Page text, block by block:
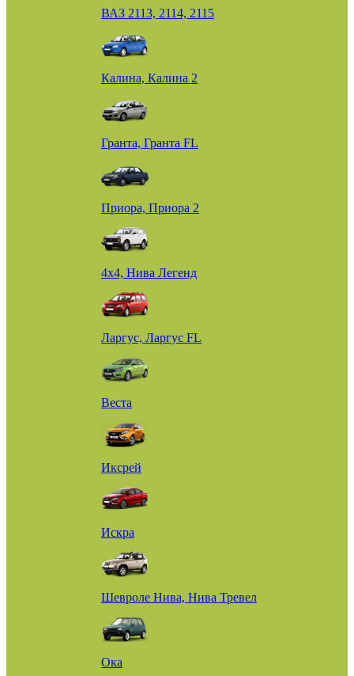
ВАЗ 2113, 2114, 2115
Калина, Калина 2
Гранта, Гранта FL
Приора, Приора 2
4х4, Нива Легенд
Ларгус, Ларгус FL
Веста
Иксрей
Искра
Шевроле Нива, Нива Тревел
Ока